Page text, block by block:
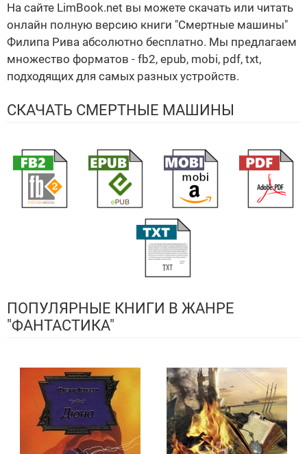
На сайте LimBook.net вы можете скачать или читать
онлайн полную версию книги "Смертные машины"
Филипа Рива абсолютно бесплатно. Мы предлагаем
множество форматов - fb2, epub, mobi, pdf, txt,
подходящих для самых разных устройств.
СКАЧАТЬ СМЕРТНЫЕ МАШИНЫ
ПОПУЛЯРНЫЕ КНИГИ В ЖАНРЕ
"ФАНТАСТИКА"